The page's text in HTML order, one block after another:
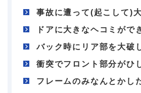
事故に遭って(起こして)
ドアに大きなヘコミがで
バック時にリア部を大破
衝突でフロント部分がひ
フレームのみなんとかし